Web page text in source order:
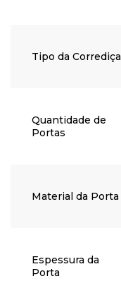
Tipo da Corrediça
Quantidade de
Portas
Material da Porta
Espessura da
Porta